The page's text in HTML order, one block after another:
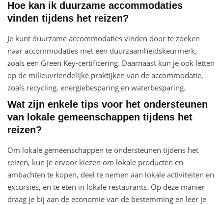
Hoe kan ik duurzame accommodaties
vinden tijdens het reizen?
Je kunt duurzame accommodaties vinden door te zoeken
naar accommodaties met een duurzaamheidskeurmerk,
zoals een Green Key-certificering. Daarnaast kun je ook letten
op de milieuvriendelijke praktijken van de accommodatie,
zoals recycling, energiebesparing en waterbesparing.
Wat zijn enkele tips voor het ondersteunen
van lokale gemeenschappen tijdens het
reizen?
Om lokale gemeenschappen te ondersteunen tijdens het
reizen, kun je ervoor kiezen om lokale producten en
ambachten te kopen, deel te nemen aan lokale activiteiten en
excursies, en te eten in lokale restaurants. Op deze manier
draag je bij aan de economie van de bestemming en leer je